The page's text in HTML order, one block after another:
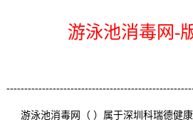
游泳池消毒网-
游泳池消毒网（ ）属于深圳科瑞德健